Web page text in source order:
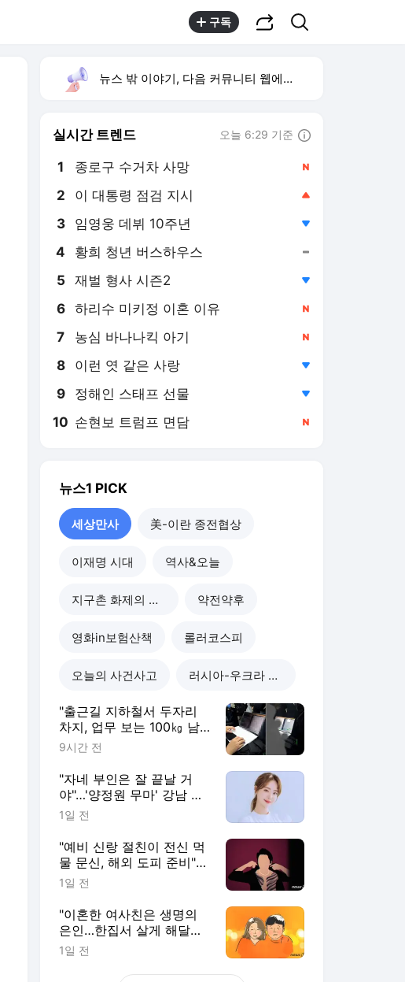
구독
뉴스 밖 이야기, 다음 커뮤니티 웹에서 보기
실시간 트렌드 오늘 6:29 기준
1 종로구 수거차 사망
2 이 대통령 점검 지시
3 임영웅 데뷔 10주년
4 황희 청년 버스하우스
5 재벌 형사 시즌2
6 하리수 미키정 이혼 이유
7 농심 바나나킥 아기
8 이런 엿 같은 사랑
9 정해인 스태프 선물
10 손현보 트럼프 면담
뉴스1 PICK
세상만사 美-이란 종전협상
이재명 시대 역사&오늘
지구촌 화제의 뉴스 약전약후
영화in보험산책 롤러코스피
오늘의 사건사고 러시아-우크라 전쟁
"출근길 지하철서 두자리
차지, 업무 보는 100㎏ 남
성…부딪히면 신경질"
9시간 전
"자네 부인은 잘 끝날 거
야"…'양정원 무마' 강남 경
찰, 다른 돈도 받은 정황
1일 전
"예비 신랑 절친이 전신 먹
물 문신, 해외 도피 준비"…
예비 신부 '혼란'
1일 전
"이혼한 여사친은 생명의
은인…한집서 살게 해달라"
남편 요구에 '절망'
1일 전